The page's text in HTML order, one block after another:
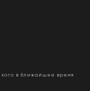
кого в ближайшее время